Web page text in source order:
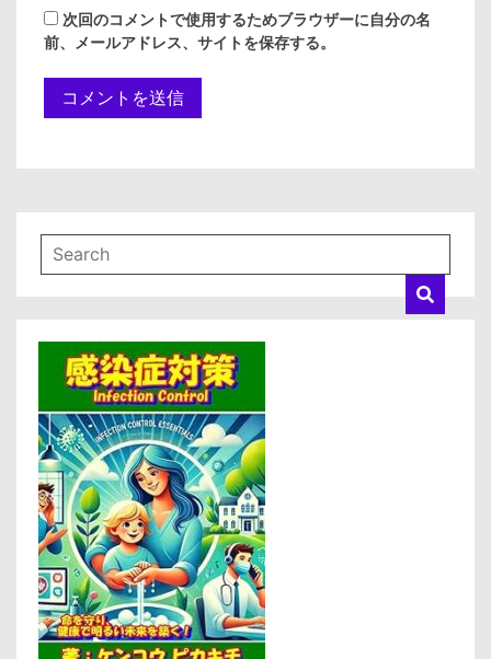
次回のコメントで使用するためブラウザーに自分の名
前、メールアドレス、サイトを保存する。